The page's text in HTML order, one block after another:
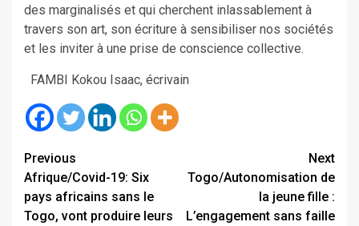
des marginalisés et qui cherchent inlassablement à
travers son art, son écriture à sensibiliser nos sociétés
et les inviter à une prise de conscience collective.
FAMBI Kokou Isaac, écrivain
Continue
Reading
Previous
Afrique/Covid-19: Six
pays africains sans le
Togo, vont produire leurs
Next
Togo/Autonomisation de
la jeune fille :
L’engagement sans faille